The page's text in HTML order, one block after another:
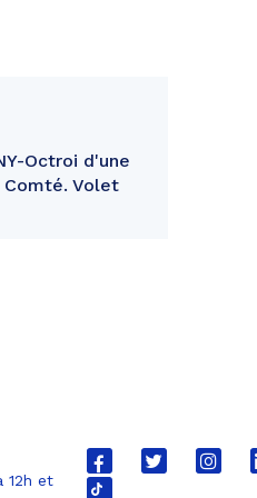
Octroi d'une
Comté. Volet
12h et
Lien
Lien
Lien